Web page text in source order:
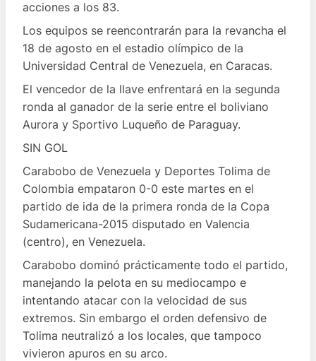
acciones a los 83.
Los equipos se reencontrarán para la revancha el
18 de agosto en el estadio olímpico de la
Universidad Central de Venezuela, en Caracas.
El vencedor de la llave enfrentará en la segunda
ronda al ganador de la serie entre el boliviano
Aurora y Sportivo Luqueño de Paraguay.
SIN GOL
Carabobo de Venezuela y Deportes Tolima de
Colombia empataron 0-0 este martes en el
partido de ida de la primera ronda de la Copa
Sudamericana-2015 disputado en Valencia
(centro), en Venezuela.
Carabobo dominó prácticamente todo el partido,
manejando la pelota en su mediocampo e
intentando atacar con la velocidad de sus
extremos. Sin embargo el orden defensivo de
Tolima neutralizó a los locales, que tampoco
vivieron apuros en su arco.